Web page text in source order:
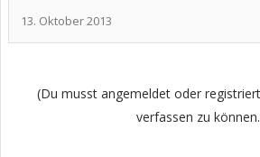
13. Oktober 2013
(Du musst angemeldet oder
verfassen zu